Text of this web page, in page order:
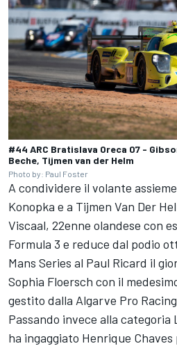
#44 ARC Bratislava Oreca 07 -
Beche, Tijmen van der Helm
Photo by: Paul Foster
A condividere il volante
Konopka e a Tijmen Van Der
Viscaal, 22enne olandese con
Formula 3 e reduce dal podio
Mans Series al Paul Ricard il
Sophia Floersch con il
gestito dalla Algarve Pro
Passando invece alla categoria
ha ingaggiato Henrique